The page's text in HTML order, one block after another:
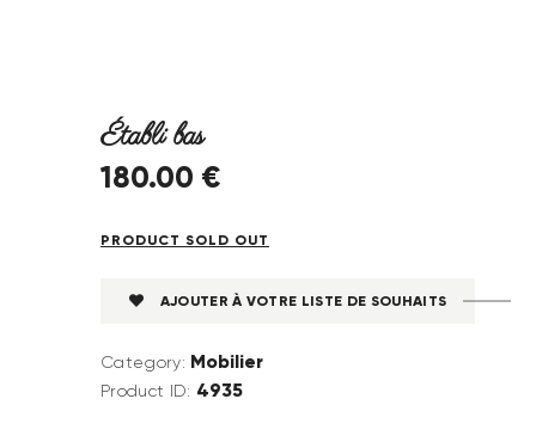
Établi bas
180.00 €
PRODUCT SOLD OUT
AJOUTER À VOTRE LISTE DE SOUHAITS
Category: Mobilier
Product ID: 4935